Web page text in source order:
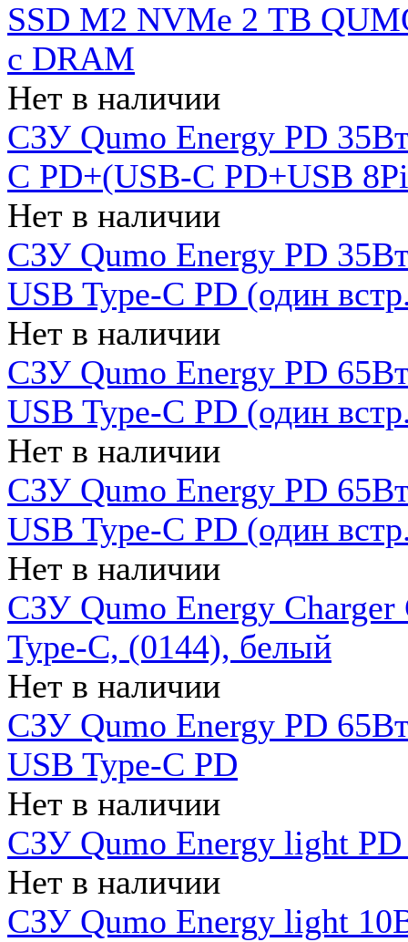
SSD M2 NVMe 2 ТB
c DRAM
Нет в наличии
СЗУ Qumo Energy PD
C PD+(USB-C PD+USB
Нет в наличии
СЗУ Qumo Energy PD
USB Type-C PD (один
Нет в наличии
СЗУ Qumo Energy PD
USB Type-C PD (один
Нет в наличии
СЗУ Qumo Energy PD
USB Type-C PD (один
Нет в наличии
СЗУ Qumo Energy
Type-C, (0144), белый
Нет в наличии
СЗУ Qumo Energy PD
USB Type-C PD
Нет в наличии
СЗУ Qumo Energy light
Нет в наличии
СЗУ Qumo Energy light